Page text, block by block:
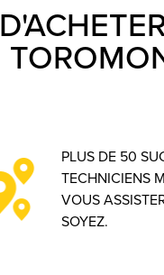
PLUS DE 50
TECHNICIENS
VOUS
SOYEZ.